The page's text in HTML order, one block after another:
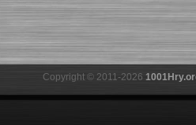
Copyright © 2011-2026